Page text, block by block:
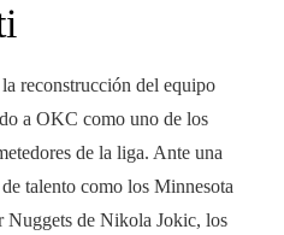
reconstrucción del equipo
a OKC como uno de los
de la liga. Ante una
talento como los Minnesota
de Nikola Jokic, los